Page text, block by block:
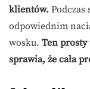
klientów. Podczas
odpowiednim
wosku. Ten
sprawia, że cała